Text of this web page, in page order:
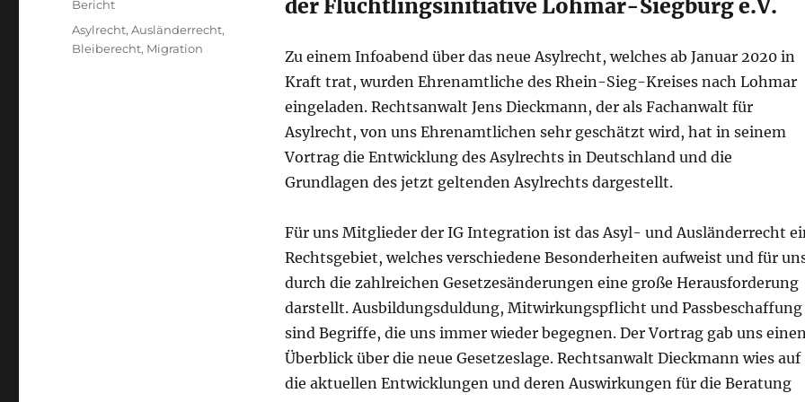
der Flüchtlingsinitiative Lohmar-Siegburg e.V.
Zu einem Infoabend über das neue Asylrecht, welches ab Januar 2020 in
Kraft trat, wurden Ehrenamtliche des Rhein-Sieg-Kreises nach Lohmar
eingeladen. Rechtsanwalt Jens Dieckmann, der als Fachanwalt für
Asylrecht, von uns Ehrenamtlichen sehr geschätzt wird, hat in seinem
Vortrag die Entwicklung des Asylrechts in Deutschland und die
Grundlagen des jetzt geltenden Asylrechts dargestellt.
Für uns Mitglieder der IG Integration ist das Asyl- und Ausländerrecht
Rechtsgebiet, welches verschiedene Besonderheiten aufweist und für
durch die zahlreichen Gesetzesänderungen eine große Herausforderung
darstellt. Ausbildungsduldung, Mitwirkungspflicht und Passbeschaffung
sind Begriffe, die uns immer wieder begegnen. Der Vortrag gab uns
Überblick über die neue Gesetzeslage. Rechtsanwalt Dieckmann wies auf
die aktuellen Entwicklungen und deren Auswirkungen für die Beratung
Kategorien
Bericht
Schlagwörter
Asylrecht,Ausländerrecht,
Bleiberecht, Migration